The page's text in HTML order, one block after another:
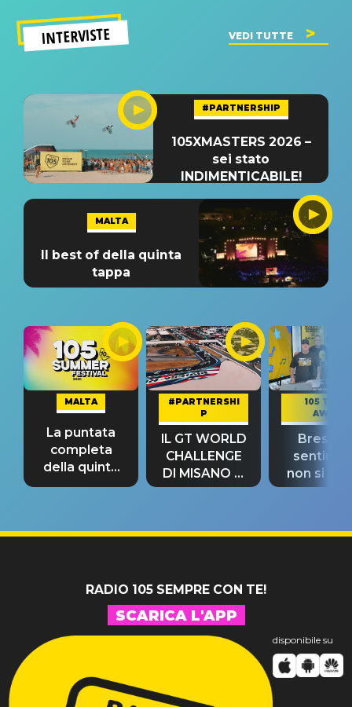
INTERVISTE VEDI TUTTE
#PARTNERSHIP
105XMASTERS 2026 –
sei stato
INDIMENTICABILE!
MALTA
Il best of della quinta
tappa
MALTA
La puntata
completa
della quinta
tappa
#PARTNERSHI
P
IL GT WORLD
CHALLENGE
DI MISANO si
riconferma
105 TAKE
AWAY
Bresh:
non si
fino alla
RADIO 105 SEMPRE CON TE!
SCARICA L'APP
disponibile su